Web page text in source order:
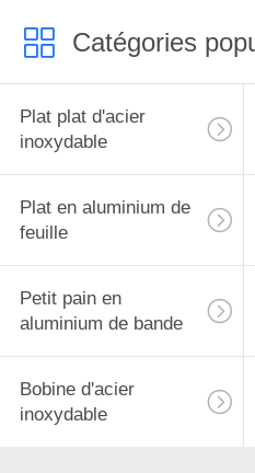
Catégories
Plat plat d'acier
inoxydable
Plat en aluminium de
feuille
Petit pain en
aluminium de bande
Bobine d'acier
inoxydable